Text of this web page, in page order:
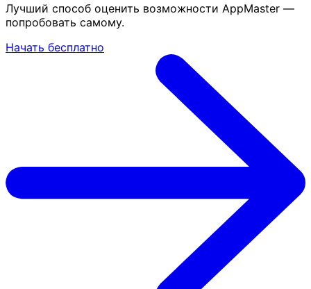
Лучший способ оценить возможности AppMaster —
попробовать самому.
Начать бесплатно